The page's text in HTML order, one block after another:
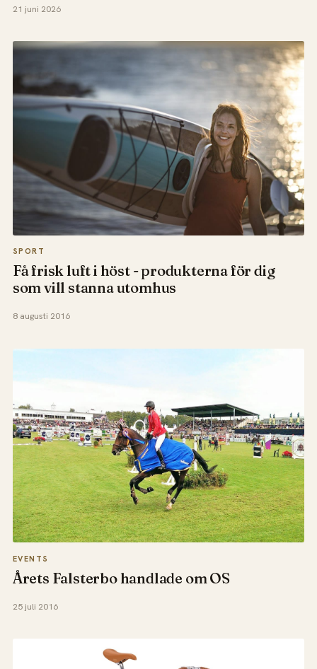
21 juni 2026
SPORT
Få frisk luft i höst - produkterna för dig
som vill stanna utomhus
8 augusti 2016
EVENTS
Årets Falsterbo handlade om OS
25 juli 2016